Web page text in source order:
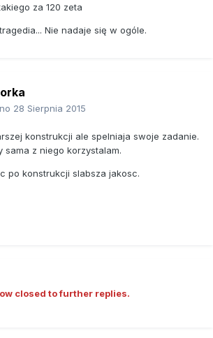
za 120 zeta
Nie nadaje się w ogóle.
28 Sierpnia 2015
konstrukcji ale spelniaja swoje zadanie.
sama z niego korzystalam.
po konstrukcji slabsza jakosc.
closed to further replies.